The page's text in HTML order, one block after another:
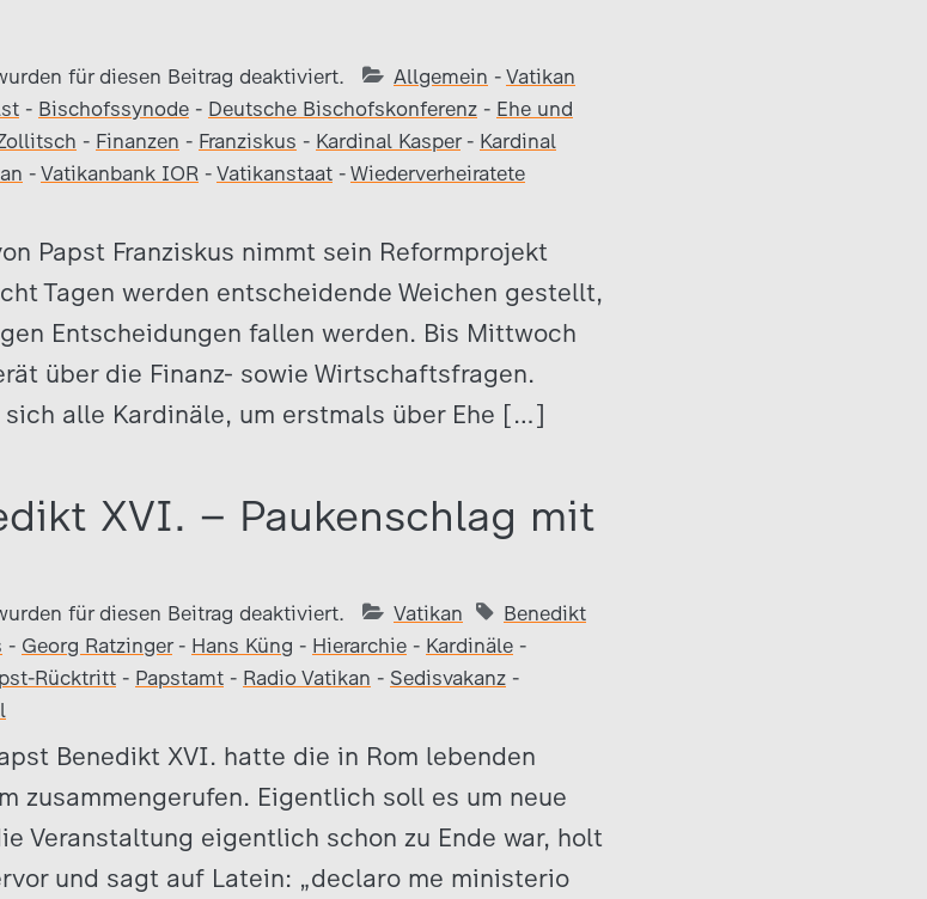
für diesen Beitrag deaktiviert. Allgemein - Vatikan
- Bischofssynode - Deutsche Bischofskonferenz - Ehe und
- Finanzen - Franziskus - Kardinal Kasper- Kardinal
- Vatikanbank IOR - Vatikanstaat - Wiederverheiratete
Papst Franziskus nimmt sein Reformprojekt
Tagen werden entscheidende Weichen gestellt,
Entscheidungen fallen werden. Bis Mittwoch
über die Finanz- sowie Wirtschaftsfragen.
alle Kardinäle, um erstmals über Ehe […]
XVI. – Paukenschlag mit
für diesen Beitrag deaktiviert. Vatikan
Benedikt
- Georg Ratzinger- Hans Küng - Hierarchie - Kardinäle -
Rücktritt - Papstamt - Radio Vatikan - Sedisvakanz -
Benedikt XVI. hatte die in Rom lebenden
zusammengerufen. Eigentlich soll es um neue
Veranstaltung eigentlich schon zu Ende war, holt
und sagt auf Latein: „declaro me ministerio